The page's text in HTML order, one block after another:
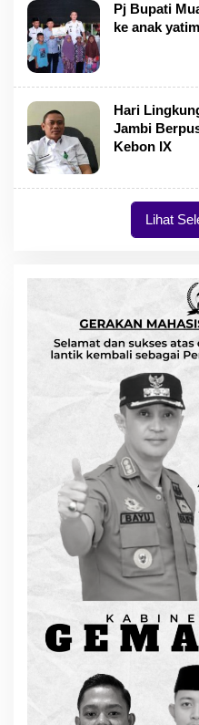
Pj Bupati
ke anak yatim
Hari
Jambi
Kebon IX
Lihat